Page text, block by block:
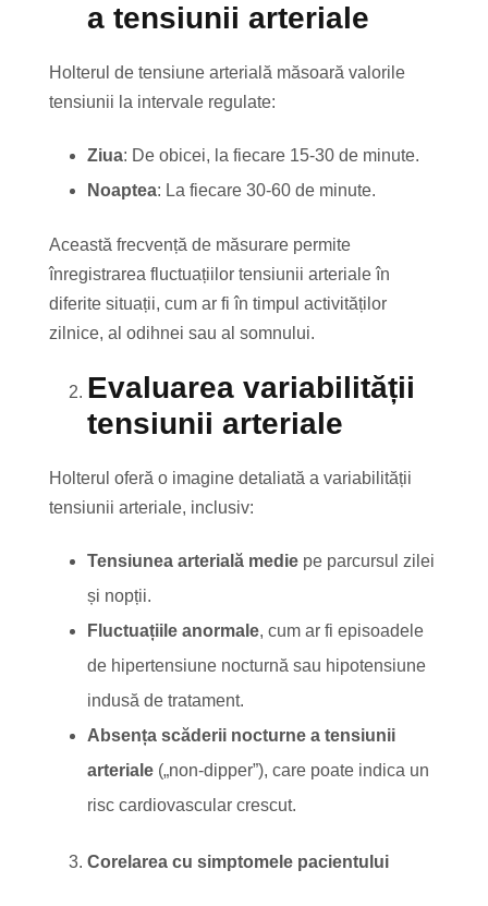
a tensiunii arteriale
Holterul de tensiune arterială măsoară valorile
tensiunii la intervale regulate:
Ziua: De obicei, la fiecare 15-30 de minute.
Noaptea: La fiecare 30-60 de minute.
Această frecvență de măsurare permite
înregistrarea fluctuațiilor tensiunii arteriale în
diferite situații, cum ar fi în timpul activităților
zilnice, al odihnei sau al somnului.
Evaluarea variabilității
tensiunii arteriale
Holterul oferă o imagine detaliată a variabilității
tensiunii arteriale, inclusiv:
Tensiunea arterială medie pe parcursul zilei
și nopții.
Fluctuațiile anormale, cum ar fi episoadele
de hipertensiune nocturnă sau hipotensiune
indusă de tratament.
Absența scăderii nocturne a tensiunii
arteriale („non-dipper”), care poate indica un
risc cardiovascular crescut.
Corelarea cu simptomele pacientului